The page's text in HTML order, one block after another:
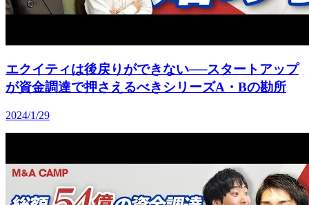
エクイティは後戻りができない──スタートアップ
が資金調達で押さえるべきシリーズA・Bの勘所
2024/1/29